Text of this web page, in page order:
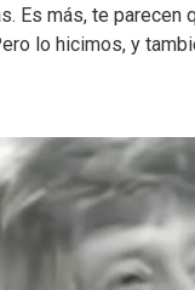
Es más, te
lo hicimos, y